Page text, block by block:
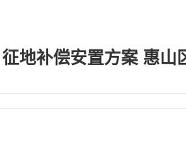
征地补偿安置方案 惠山